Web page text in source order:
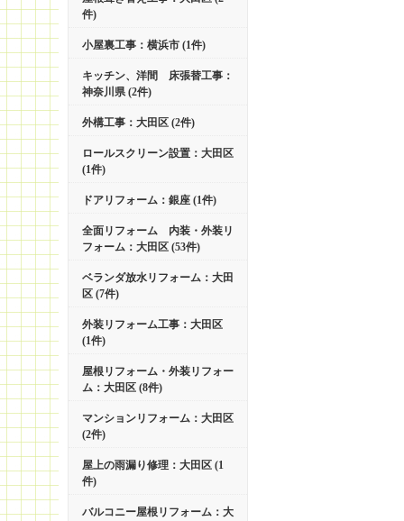
件)
小屋裏工事：横浜市 (1件)
キッチン、洋間 床張替工事：
神奈川県 (2件)
外構工事：大田区 (2件)
ロールスクリーン設置：大田区
(1件)
ドアリフォーム：銀座 (1件)
全面リフォーム 内装・外装リ
フォーム：大田区 (53件)
ベランダ放水リフォーム：大田
区 (7件)
外装リフォーム工事：大田区
(1件)
屋根リフォーム・外装リフォー
ム：大田区 (8件)
マンションリフォーム：大田区
(2件)
屋上の雨漏り修理：大田区 (1
件)
バルコニー屋根リフォーム：大